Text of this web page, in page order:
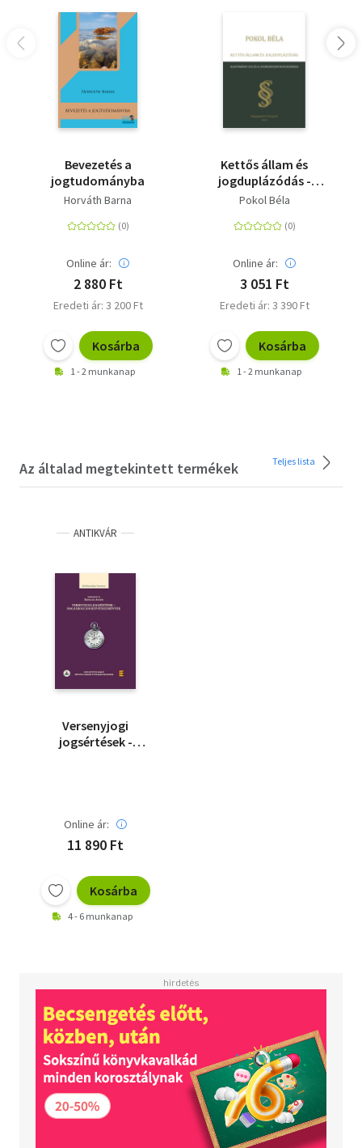
Bevezetés a
jogtudományba
Horváth Barna
Online ár:
2 880 Ft
Eredeti ár: 3 200 Ft
Kosárba
1 - 2 munkanap
Kettős állam és
jogduplázódás -
Alkotmányi jog és a
duplázódása
Pokol Béla
Online ár:
3 051 Ft
Eredeti ár: 3 390 Ft
Kosárba
1 - 2 munkanap
Az általad megtekintett termékek Teljes lista
ANTIKVÁR
Versenyjogi
jogsértések -
Online ár:
11 890 Ft
Kosárba
4 - 6 munkanap